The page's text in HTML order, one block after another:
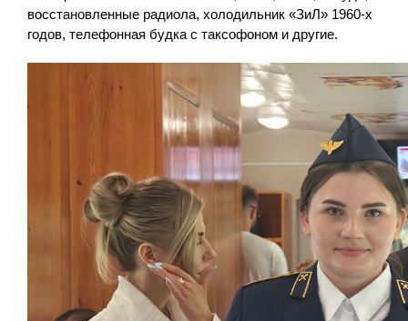
восстановленные радиола, холодильник «ЗиЛ» 1960-х
годов, телефонная будка с таксофоном и другие.